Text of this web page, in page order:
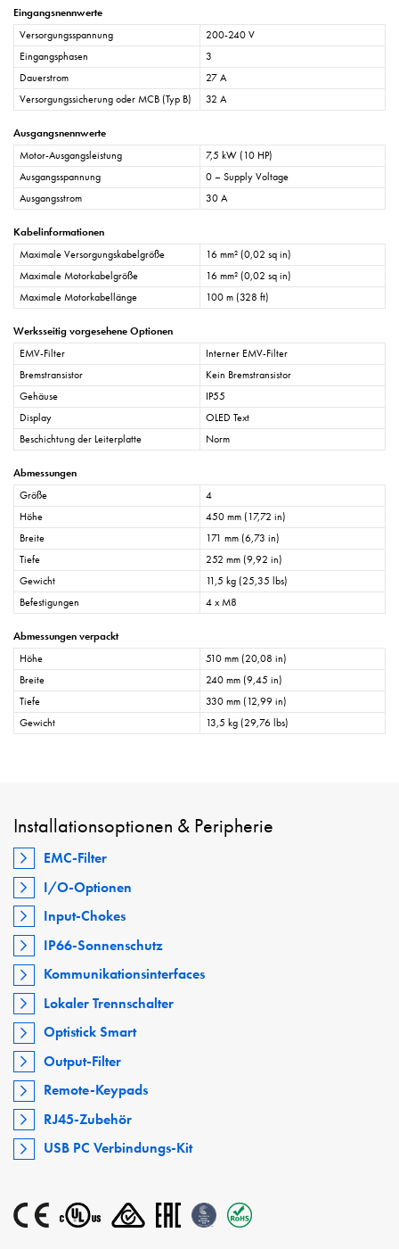
Eingangsnennwerte
Versorgungsspannung
200-240 V
Eingangsphasen
3
Dauerstrom
27 A
Versorgungssicherung oder MCB (Typ B)
32 A
Ausgangsnennwerte
Motor-Ausgangsleistung
7,5 kW (10 HP)
Ausgangsspannung
0 – Supply Voltage
Ausgangsstrom
30 A
Kabelinformationen
Maximale Versorgungskabelgröße
16 mm² (0,02 sq in)
Maximale Motorkabelgröße
16 mm² (0,02 sq in)
Maximale Motorkabellänge
100 m (328 ft)
Werksseitig vorgesehene Optionen
EMV-Filter
Interner EMV-Filter
Bremstransistor
Kein Bremstransistor
Gehäuse
IP55
Display
OLED Text
Beschichtung der Leiterplatte
Norm
Abmessungen
Größe
4
Höhe
450 mm (17,72 in)
Breite
171 mm (6,73 in)
Tiefe
252 mm (9,92 in)
Gewicht
11,5 kg (25,35 lbs)
Befestigungen
4 x M8
Abmessungen verpackt
Höhe
510 mm (20,08 in)
Breite
240 mm (9,45 in)
Tiefe
330 mm (12,99 in)
Gewicht
13,5 kg (29,76 lbs)
Installationsoptionen & Peripherie
EMC-Filter
I/O-Optionen
Input-Chokes
IP66-Sonnenschutz
Kommunikationsinterfaces
Lokaler Trennschalter
Optistick Smart
Output-Filter
Remote-Keypads
RJ45-Zubehör
USB PC Verbindungs-Kit